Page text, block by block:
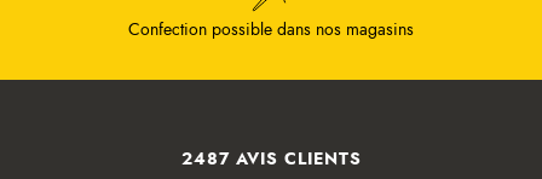
2487 AVIS CLIENTS